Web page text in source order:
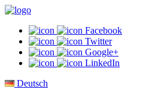
Facebook
Twitter
Google+
LinkedIn
Deutsch